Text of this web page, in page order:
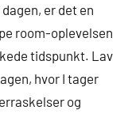
er det en
room-oplevelsen
tidspunkt. Lav
hvor I tager
og